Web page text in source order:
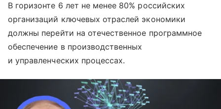
В горизонте 6 лет не менее 80% российских
организаций ключевых отраслей экономики
должны перейти на отечественное программное
обеспечение в производственных
и управленческих процессах.